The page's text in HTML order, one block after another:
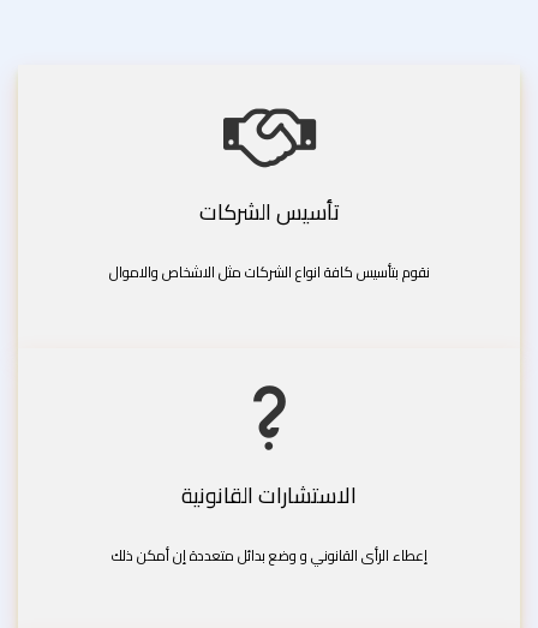
تأسيس الشركات
نقوم بتأسيس كافة انواع الشركات مثل الاشخاص والاموال
الاستشارات القانونية
إعطاء الرأى القانوني و وضع بدائل متعددة إن أمكن ذلك